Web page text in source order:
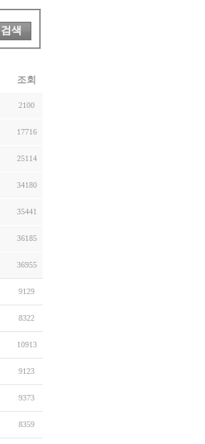
검색
조회
2100
17716
25114
34180
35441
36185
36955
9129
8322
10913
9123
9373
8359